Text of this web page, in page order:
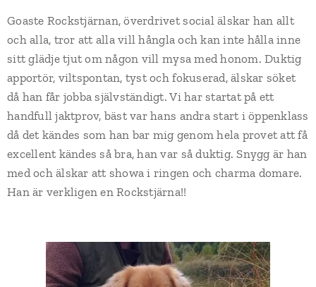
Goaste Rockstjärnan, överdrivet social älskar han allt
och alla, tror att alla vill hångla och kan inte hålla inne
sitt glädje tjut om någon vill mysa med honom. Duktig
apportör, viltspontan, tyst och fokuserad, älskar söket
då han får jobba självständigt. Vi har startat på ett
handfull jaktprov, bäst var hans andra start i öppenklass
då det kändes som han bar mig genom hela provet att få
excellent kändes så bra, han var så duktig. Snygg är han
med och älskar att showa i ringen och charma domare.
Han är verkligen en Rockstjärna!!